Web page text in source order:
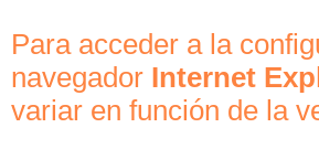
Para acceder a la
navegador Internet
variar en función de la